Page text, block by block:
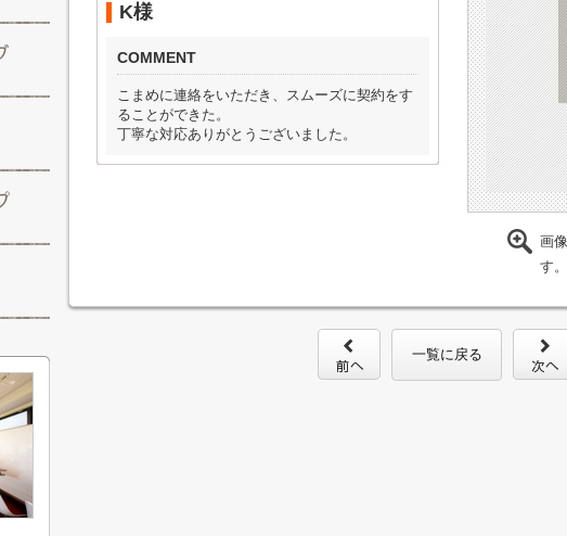
K様
COMMENT
こまめに連絡をいただき、スムーズに契約をす
ることができた。
丁寧な対応ありがとうございました。
画
す。
一覧に戻る